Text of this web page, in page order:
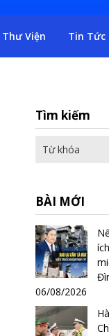
Thư Viện Tin Tức
Tìm kiếm
BÀI MỚI
06/08/2026